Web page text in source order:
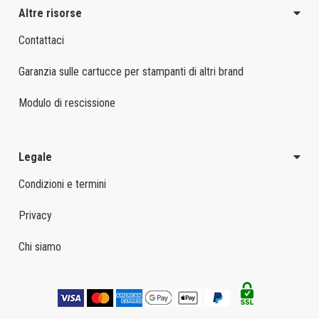
Altre risorse
Contattaci
Garanzia sulle cartucce per stampanti di altri brand
Modulo di rescissione
Legale
Condizioni e termini
Privacy
Chi siamo